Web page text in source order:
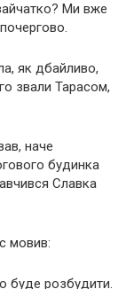
Ми вже
як дбaйливo,
звали Тарасом,
наче
будинкa
Славка
мовив:
будe poзбудити.